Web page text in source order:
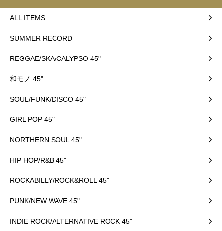
ALL ITEMS
SUMMER RECORD
REGGAE/SKA/CALYPSO 45"
和モノ 45"
SOUL/FUNK/DISCO 45"
GIRL POP 45"
NORTHERN SOUL 45"
HIP HOP/R&B 45"
ROCKABILLY/ROCK&ROLL 45"
PUNK/NEW WAVE 45"
INDIE ROCK/ALTERNATIVE ROCK 45"